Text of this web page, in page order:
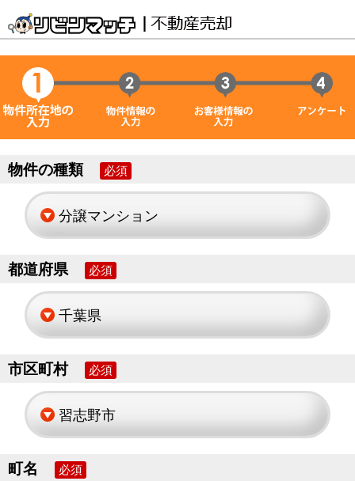
物件の種類 必須
都道府県 必須
市区町村 必須
町名 必須